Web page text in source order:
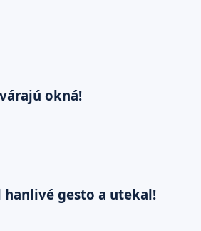
okná!
gesto a utekal!